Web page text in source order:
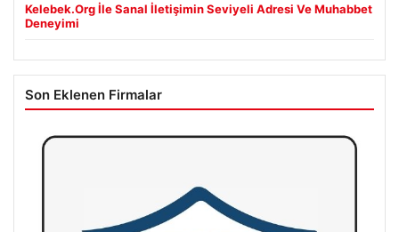
Kelebek.Org İle Sanal İletişimin Seviyeli Adresi Ve Muhabbet
Deneyimi
Son Eklenen Firmalar